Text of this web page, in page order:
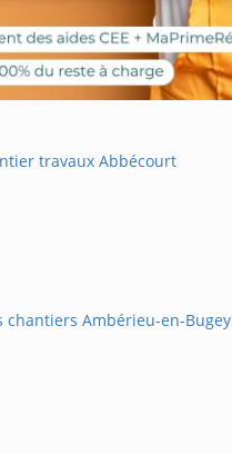
travaux Abbécourt
chantiers Ambérieu-en-Bugey